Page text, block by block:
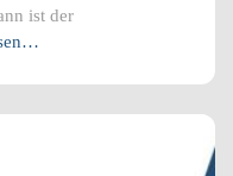
ist der